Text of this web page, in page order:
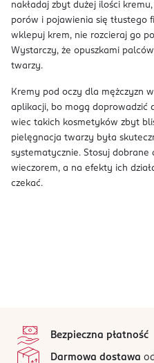
nakładaj zbyt dużej ilości
porów i pojawienia się tłustego
wklepuj krem, nie rozcieraj go
Wystarczy, że opuszkami
twarzy.
Kremy pod oczy dla mężczyzn
aplikacji, bo mogą doprowadzić
wiec takich kosmetyków zbyt
pielęgnacja twarzy była
systematycznie. Stosuj
wieczorem, a na efekty ich
czekać.
Bezpieczna płatność
Darmowa dostawa